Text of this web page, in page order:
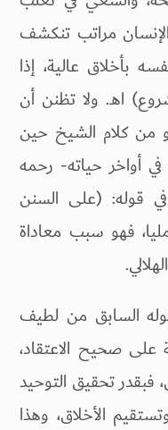
الإنسان مراتب تنكشف
بأخلاق عالية، إذا
اهـ. ولا تظنن أن
من كلام الشيخ حين
أواخر حياته- رحمه
قوله: (على السنن
فهو سبب معاداة
السابق من لطيف
على صحيح الاعتقاد،
فبقدر تحقيق التوحيد
الأخلاق، وهذا